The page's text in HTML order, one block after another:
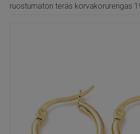
ruostumaton teräs korvakorurengas